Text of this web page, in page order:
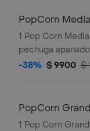
PopCorn
1 Pop Corn
pechuga
-38% $ 9900 $
PopCorn
1 Pop Corn